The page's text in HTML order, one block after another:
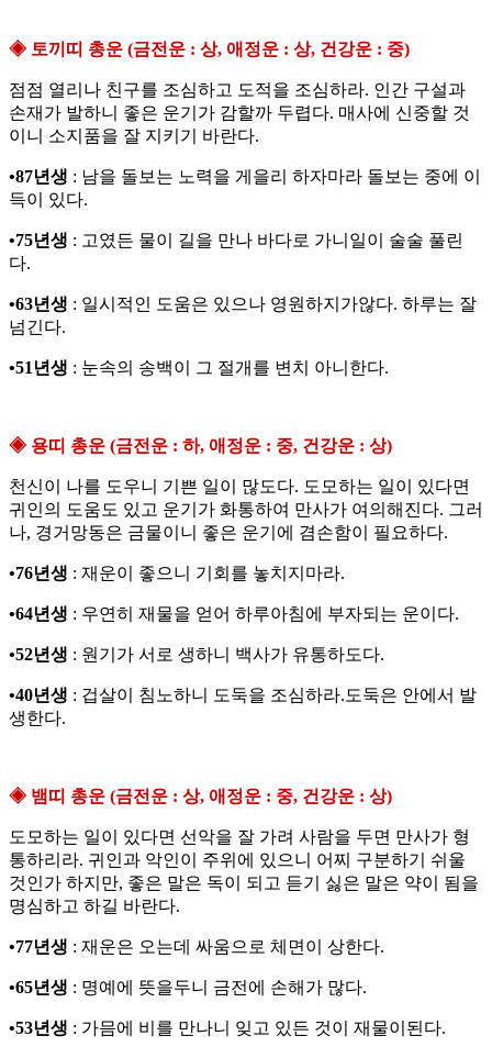
◈ 토끼띠 총운 (금전운 : 상, 애정운 : 상, 건강운 : 중)
점점 열리나 친구를 조심하고 도적을 조심하라. 인간 구설과
손재가 발하니 좋은 운기가 감할까 두렵다. 매사에 신중할 것
이니 소지품을 잘 지키기 바란다.
•87년생 : 남을 돌보는 노력을 게을리 하자마라 돌보는 중에 이
득이 있다.
•75년생 : 고였든 물이 길을 만나 바다로 가니일이 술술 풀린
다.
•63년생 : 일시적인 도움은 있으나 영원하지가않다. 하루는 잘
넘긴다.
•51년생 : 눈속의 송백이 그 절개를 변치 아니한다.
◈ 용띠 총운 (금전운 : 하, 애정운 : 중, 건강운 : 상)
천신이 나를 도우니 기쁜 일이 많도다. 도모하는 일이 있다면
귀인의 도움도 있고 운기가 화통하여 만사가 여의해진다. 그러
나, 경거망동은 금물이니 좋은 운기에 겸손함이 필요하다.
•76년생 : 재운이 좋으니 기회를 놓치지마라.
•64년생 : 우연히 재물을 얻어 하루아침에 부자되는 운이다.
•52년생 : 원기가 서로 생하니 백사가 유통하도다.
•40년생 : 겁살이 침노하니 도둑을 조심하라.도둑은 안에서 발
생한다.
◈ 뱀띠 총운 (금전운 : 상, 애정운 : 중, 건강운 : 상)
도모하는 일이 있다면 선악을 잘 가려 사람을 두면 만사가 형
통하리라. 귀인과 악인이 주위에 있으니 어찌 구분하기 쉬울
것인가 하지만, 좋은 말은 독이 되고 듣기 싫은 말은 약이 됨을
명심하고 하길 바란다.
•77년생 : 재운은 오는데 싸움으로 체면이 상한다.
•65년생 : 명예에 뜻을두니 금전에 손해가 많다.
•53년생 : 가믐에 비를 만나니 잊고 있든 것이 재물이된다.